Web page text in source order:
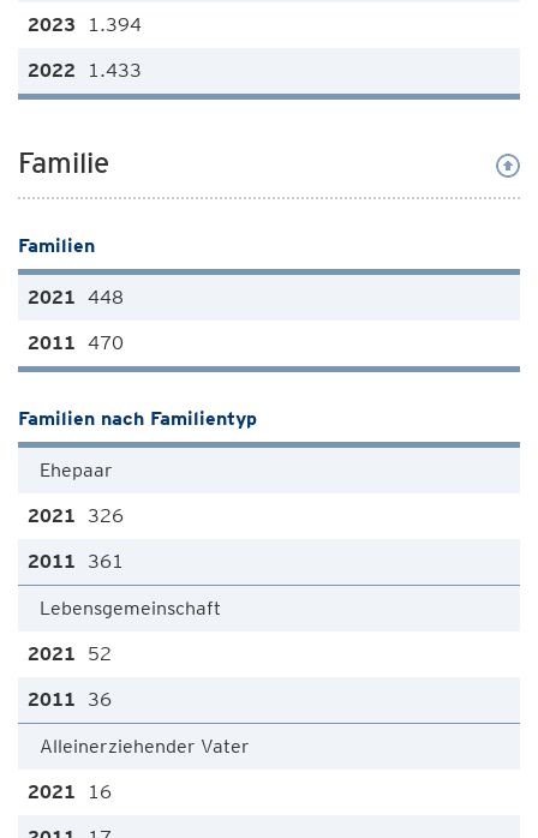
1.394
1.433
Familie
Familien
448
470
Familien nach Familientyp
Ehepaar
326
361
Lebensgemeinschaft
52
36
Alleinerziehender Vater
16